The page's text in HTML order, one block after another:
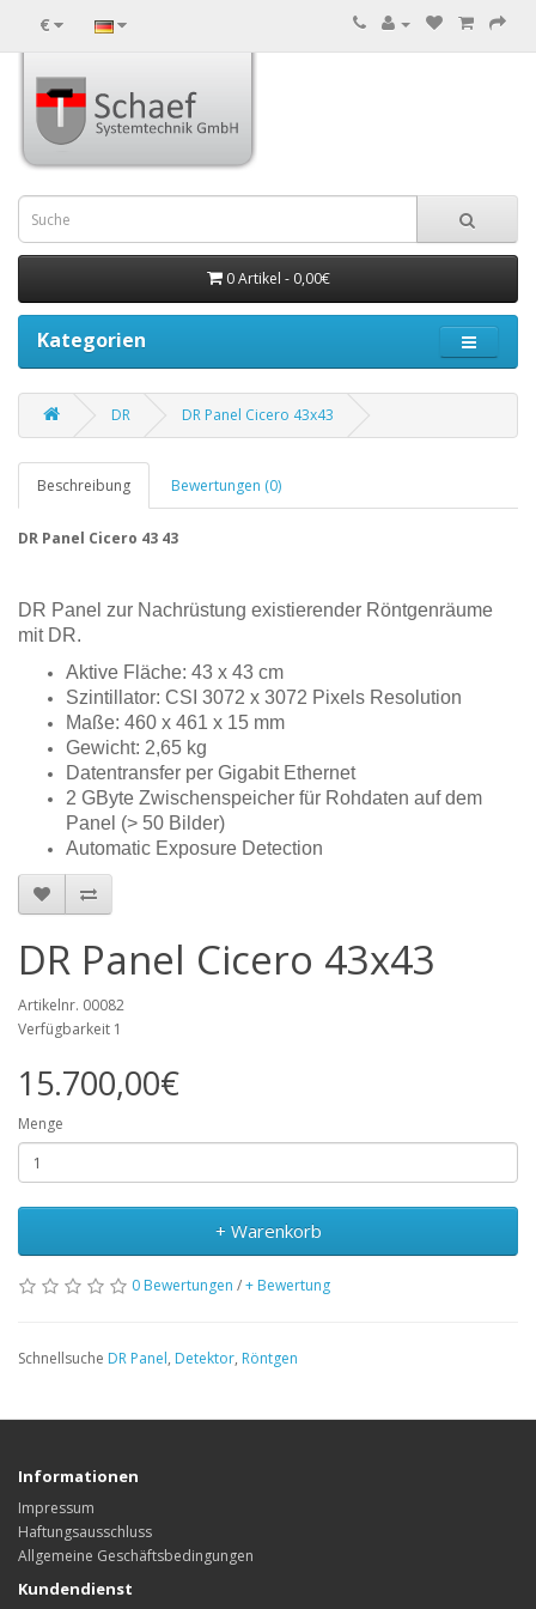
€
0 Artikel - 0,00€
Kategorien
DR DR Panel Cicero 43x43
Beschreibung Bewertungen (0)
DR Panel Cicero 43 43
DR Panel zur Nachrüstung existierender Röntgenräume
mit DR.
Aktive Fläche: 43 x 43 cm
Szintillator: CSI 3072 x 3072 Pixels Resolution
Maße: 460 x 461 x 15 mm
Gewicht: 2,65 kg
Datentransfer per Gigabit Ethernet
2 GByte Zwischenspeicher für Rohdaten auf dem
Panel (> 50 Bilder)
Automatic Exposure Detection
DR Panel Cicero 43x43
Artikelnr. 00082
Verfügbarkeit 1
15.700,00€
Menge
+ Warenkorb
0 Bewertungen /+ Bewertung
Schnellsuche DR Panel, Detektor, Röntgen
Informationen
Impressum
Haftungsausschluss
Allgemeine Geschäftsbedingungen
Kundendienst